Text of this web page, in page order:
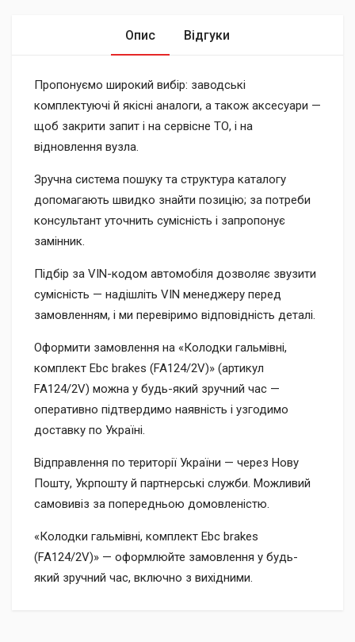
Опис Відгуки
Пропонуємо широкий вибір: заводські
комплектуючі й якісні аналоги, а також аксесуари —
щоб закрити запит і на сервісне ТО, і на
відновлення вузла.
Зручна система пошуку та структура каталогу
допомагають швидко знайти позицію; за потреби
консультант уточнить сумісність і запропонує
замінник.
Підбір за VIN-кодом автомобіля дозволяє звузити
сумісність — надішліть VIN менеджеру перед
замовленням, і ми перевіримо відповідність деталі.
Оформити замовлення на «Колодки гальмівні,
комплект Ebc brakes (FA124/2V)» (артикул
FA124/2V) можна у будь-який зручний час —
оперативно підтвердимо наявність і узгодимо
доставку по Україні.
Відправлення по території України — через Нову
Пошту, Укрпошту й партнерські служби. Можливий
самовивіз за попередньою домовленістю.
«Колодки гальмівні, комплект Ebc brakes
(FA124/2V)» — оформлюйте замовлення у будь-
який зручний час, включно з вихідними.